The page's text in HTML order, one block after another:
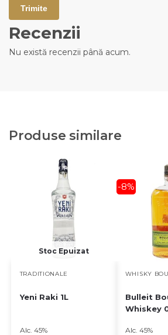
Recenzii
Nu există recenzii până acum.
Produse similare
Stoc Epuizat
TRADITIONALE
Yeni Raki 1L
Alc. 45%
-8%
WHISKY
Bulleit
Whiskey
Alc. 45%